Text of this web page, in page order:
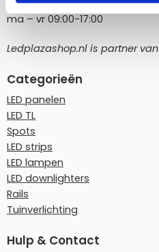
ma – vr 09:00-17:00
Ledplazashop.nl is partner van
Categorieën
LED panelen
LED TL
Spots
LED strips
LED lampen
LED downlighters
Rails
Tuinverlichting
Hulp & Contact